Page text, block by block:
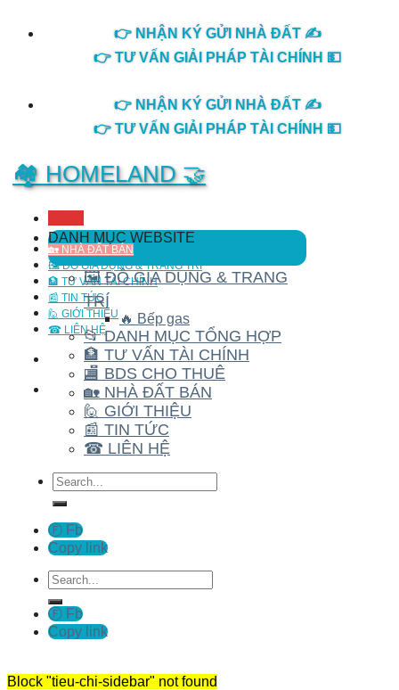
👉 NHẬN KÝ GỬI NHÀ ĐẤT ✍️
👉 TƯ VẤN GIẢI PHÁP TÀI CHÍNH 💵
👉 NHẬN KÝ GỬI NHÀ ĐẤT ✍️
👉 TƯ VẤN GIẢI PHÁP TÀI CHÍNH 💵
🏘️ HOMELAND 🤝
🏡 NHÀ ĐẤT BÁN
🖼️ ĐỒ GIA DỤNG & TRANG TRÍ
🏦 TƯ VẤN TÀI CHÍNH
📰 TIN TỨC
🙋 GIỚI THIỆU
☎ LIÊN HỆ
DANH MỤC WEBSITE
🖼️ ĐỒ GIA DỤNG & TRANG
TRÍ
🔥 Bếp gas
📂 DANH MỤC TỔNG HỢP
🏦 TƯ VẤN TÀI CHÍNH
🏬 BDS CHO THUÊ
🏡 NHÀ ĐẤT BÁN
🙋 GIỚI THIỆU
📰 TIN TỨC
☎ LIÊN HỆ
Tìm
kiếm:
Ⓕ Fb
Copy link
Tìm
kiếm:
Ⓕ Fb
Copy link
Block "tieu-chi-sidebar" not found